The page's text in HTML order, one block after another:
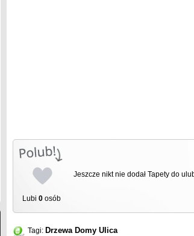
Lubi 0 osób
Jeszcze nikt nie dodał Tapety do
Tagi: Drzewa Domy Ulica